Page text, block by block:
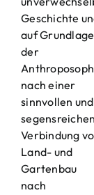
Geschichte
auf Grundlage
der
nach einer
sinnvollen und
segensreichen
Verbindung
Land- und
Gartenbau
nach